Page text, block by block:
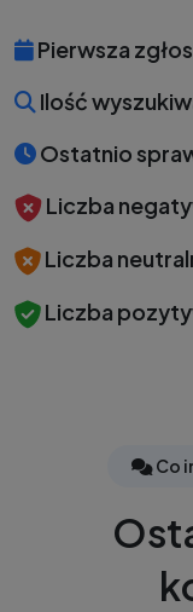
Pierwsza
Ilość
Ostatnio
Liczba
Liczba
Liczba
Co